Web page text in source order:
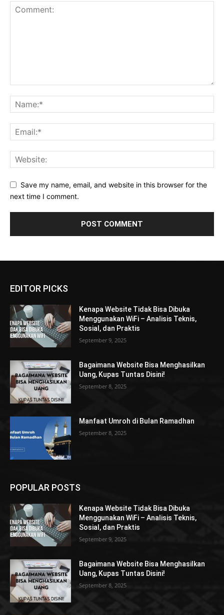
Save my name, email, and website in this browser for the
next time I comment.
EDITOR PICKS
Kenapa Website Tidak Bisa Dibuka
Menggunakan WiFi – Analisis Teknis,
Sosial, dan Praktis
September 9, 2025
Bagaimana Website Bisa Menghasilkan
Uang, Kupas Tuntas Disini!
September 8, 2025
Manfaat Umroh di Bulan Ramadhan
September 8, 2025
POPULAR POSTS
Kenapa Website Tidak Bisa Dibuka
Menggunakan WiFi – Analisis Teknis,
Sosial, dan Praktis
September 9, 2025
Bagaimana Website Bisa Menghasilkan
Uang, Kupas Tuntas Disini!
September 8, 2025